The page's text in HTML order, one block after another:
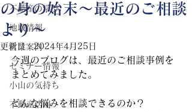
不動産の学び
地域情報
営業案内
セミナー情報
小山の気持ち
不動産活用
の身の始末〜最近のご相談
より〜
更新日：2024年4月25日
今週のブログは、最近のご相談事例を
まとめてみました。
どんな悩みを相談できるのか？